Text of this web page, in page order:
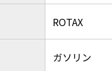
ROTAX
ガソリン